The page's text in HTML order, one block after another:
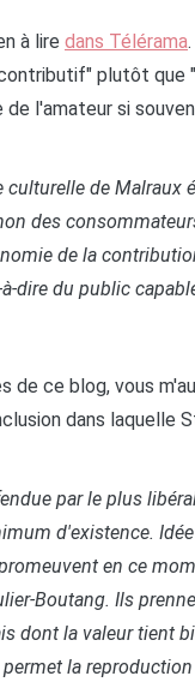
à lire dans Télérama
plutôt que
l'amateur si
de Malraux
des
de la
dire du public
de ce blog, vous
dans laquelle
par le plus
d'existence.
en ce
Boutang. Ils
dont la valeur tient
la reproduction